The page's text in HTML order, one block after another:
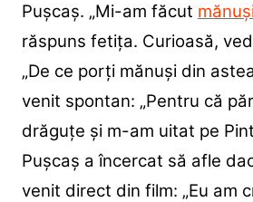
Pușcaș. „Mi-am făcut
răspuns fetița. Curioasă,
„De ce porți mănuși din
venit spontan: „Pentru că
drăguțe și m-am uitat pe
Pușcaș a încercat să afle
venit direct din film: „Eu am